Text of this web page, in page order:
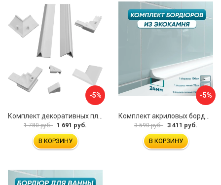
-5%
1 780 руб. 1 691 руб.
В КОРЗИНУ
-5%
3 590 руб. 3 411 руб.
В КОРЗИНУ